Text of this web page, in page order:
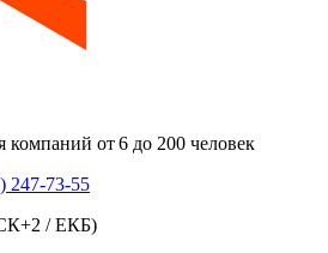
компаний от 6 до 200 человек
247-73-55
/ ЕКБ)